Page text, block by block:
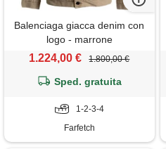
Balenciaga giacca denim con
logo - marrone
1.224,00 € 1.800,00 €
Sped. gratuita
1-2-3-4
Farfetch